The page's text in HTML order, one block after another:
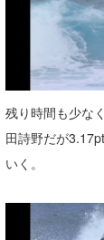
残り時間も少な
田詩野だが
いく。